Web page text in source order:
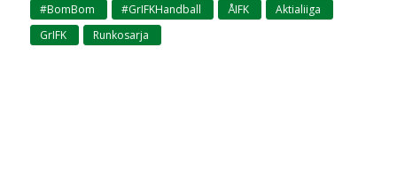
#BomBom #GrIFKHandball ÅIFK Aktialiiga
GrIFK Runkosarja